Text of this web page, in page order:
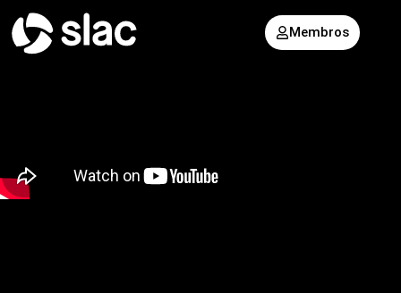
Membros